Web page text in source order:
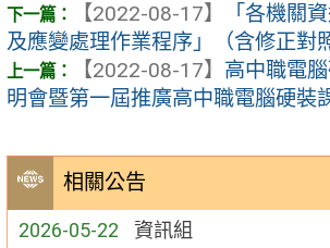
相關公告
2026-05-22 資訊組
【2022-08-17】
「各機關
及應變處理作業程序」（含修正對
【2022-08-17】 高中職電
明會暨第一屆推廣高中職電腦硬裝